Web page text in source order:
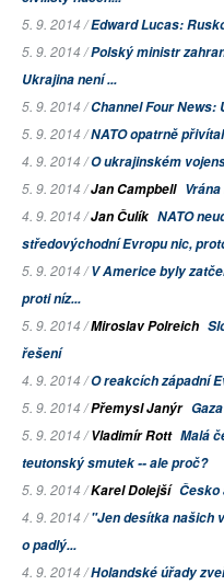
5. 9. 2014 /Edward Lucas:
5. 9. 2014 /Polský ministr
Ukrajina není ...
5. 9. 2014 /Channel Four News:
5. 9. 2014 /NATO opatrně
4. 9. 2014 /O ukrajinském
5. 9. 2014 /Jan Campbell
4. 9. 2014 /Jan Čulík NATO
středovýchodní Evropu nic,
5. 9. 2014 /V Americe byly
proti níz...
5. 9. 2014 /Miroslav Polreich
řešení
4. 9. 2014 /O reakcích západní
5. 9. 2014 /Přemysl Janýr
5. 9. 2014 /Vladimír Rott Malá
teutonský smutek -- ale proč?
5. 9. 2014 /Karel Dolejší Česko
4. 9. 2014 /"Jen desítka našich
o padlý...
4. 9. 2014 /Holandské úřady